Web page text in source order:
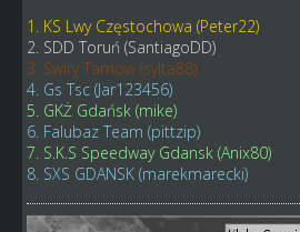
1. KS Lwy Częstochowa (Peter22)
2. SDD Toruń (SantiagoDD)
3. Swiry Tarnow (sylta88)
4. Gs Tsc (Jar123456)
5. GKŻ Gdańsk (mike)
6. Falubaz Team (pittzip)
7. S.K.S Speedway Gdansk (Anix80)
8. SXS GDANSK (marekmarecki)